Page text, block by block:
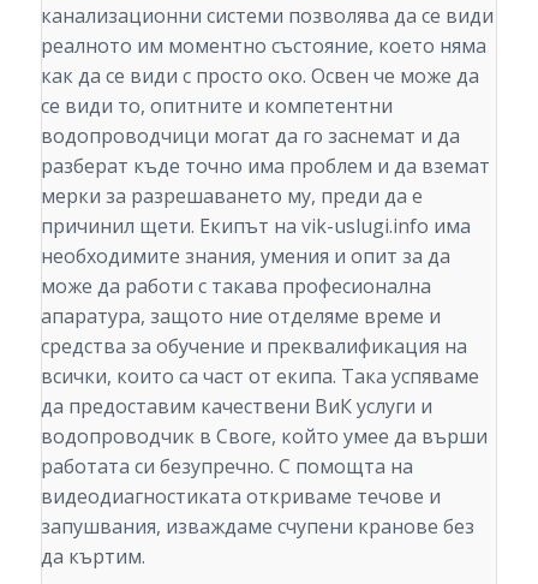
канализационни системи позволява да се види
реалното им моментно състояние, което няма
как да се види с просто око. Освен че може да
се види то, опитните и компетентни
водопроводчици могат да го заснемат и да
разберат къде точно има проблем и да вземат
мерки за разрешаването му, преди да е
причинил щети. Екипът на vik-uslugi.info има
необходимите знания, умения и опит за да
може да работи с такава професионална
апаратура, защото ние отделяме време и
средства за обучение и преквалификация на
всички, които са част от екипа. Така успяваме
да предоставим качествени ВиК услуги и
водопроводчик в Своге, който умее да върши
работата си безупречно. С помощта на
видеодиагностиката откриваме течове и
запушвания, изваждаме счупени кранове без
да къртим.